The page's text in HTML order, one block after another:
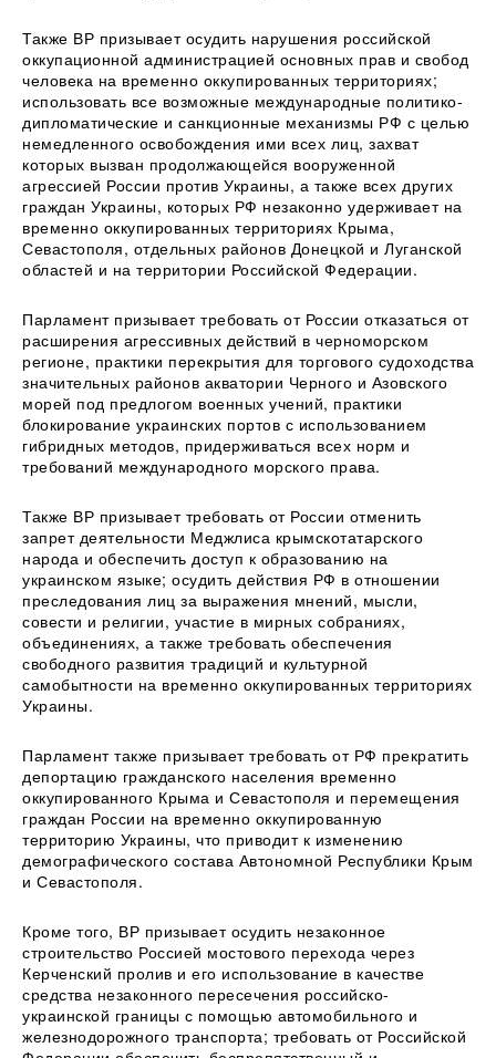
Также ВР призывает осудить нарушения российской
оккупационной администрацией основных прав и свобод
человека на временно оккупированных территориях;
использовать все возможные международные политико-
дипломатические и санкционные механизмы РФ с целью
немедленного освобождения ими всех лиц, захват
которых вызван продолжающейся вооруженной
агрессией России против Украины, а также всех других
граждан Украины, которых РФ незаконно удерживает на
временно оккупированных территориях Крыма,
Севастополя, отдельных районов Донецкой и Луганской
областей и на территории Российской Федерации.
Парламент призывает требовать от России отказаться от
расширения агрессивных действий в черноморском
регионе, практики перекрытия для торгового судоходства
значительных районов акватории Черного и Азовского
морей под предлогом военных учений, практики
блокирование украинских портов с использованием
гибридных методов, придерживаться всех норм и
требований международного морского права.
Также ВР призывает требовать от России отменить
запрет деятельности Меджлиса крымскотатарского
народа и обеспечить доступ к образованию на
украинском языке; осудить действия РФ в отношении
преследования лиц за выражения мнений, мысли,
совести и религии, участие в мирных собраниях,
объединениях, а также требовать обеспечения
свободного развития традиций и культурной
самобытности на временно оккупированных территориях
Украины.
Парламент также призывает требовать от РФ прекратить
депортацию гражданского населения временно
оккупированного Крыма и Севастополя и перемещения
граждан России на временно оккупированную
территорию Украины, что приводит к изменению
демографического состава Автономной Республики Крым
и Севастополя.
Кроме того, ВР призывает осудить незаконное
строительство Россией мостового перехода через
Керченский пролив и его использование в качестве
средства незаконного пересечения российско-
украинской границы с помощью автомобильного и
железнодорожного транспорта; требовать от Российской